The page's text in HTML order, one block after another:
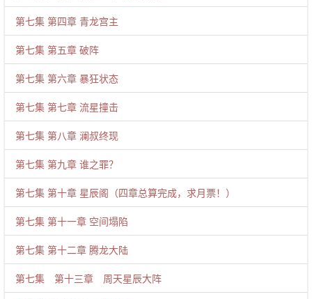
第七集 第四章 青龙宫主
第七集 第五章 破阵
第七集 第六章 暴狂状态
第七集 第七章 流星撞击
第七集 第八章 澜叔终现
第七集 第九章 谁之罪？
第七集 第十章 星辰阁（四章总算完成，求月票！）
第七集 第十一章 空间塌陷
第七集 第十二章 腾龙大陆
第七集 第十三章 周天星辰大阵